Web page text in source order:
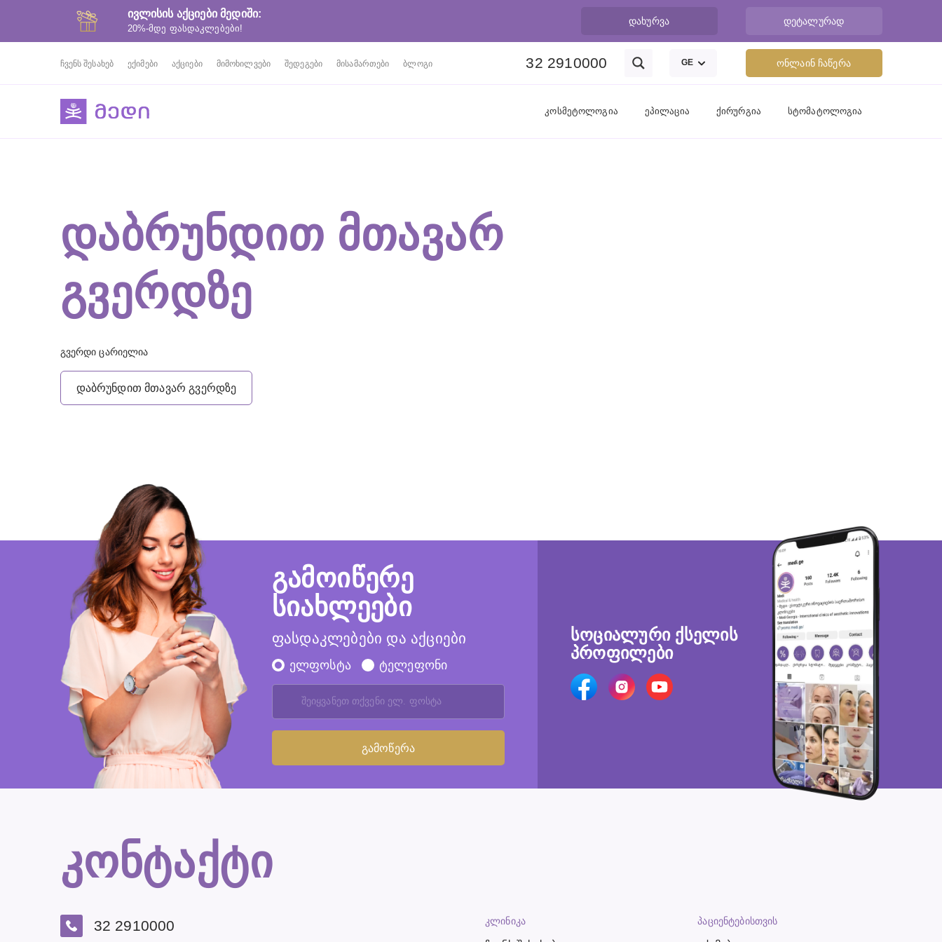
ივლისის აქციები მედიში:
20%-მდე ფასდაკლებები!
დახურვა დეტალურად
ჩვენს შესახებ ექიმები აქციები მიმოხილვები შედეგები მისამართები ბლოგი 32 2910000 GE ონლაინ ჩაწერა
კოსმეტოლოგია ეპილაცია ქირურგია სტომატოლოგია
ᲓᲐᲑᲠᲣᲜᲓᲘᲗ ᲛᲗᲐᲕᲐᲠ
ᲒᲕᲔᲠᲓᲖᲔ
გვერდი ცარიელია
დაბრუნდით მთავარ გვერდზე
გამოიწერე
სიახლეები
ფასდაკლებები და აქციები
ელფოსტა ტელეფონი
სოციალური ქსელის
პროფილები
კონტაქტი
32 2910000 ᲙᲚᲘᲜᲘᲙᲐ ᲞᲐᲪᲘᲔᲜᲢᲔᲑᲘᲡᲗᲕᲘᲡ